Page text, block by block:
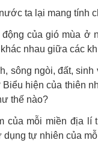
ta lại mang tính
động của gió mùa ở
nhau giữa các
sông ngòi, đất,
hiện của thiên
thế nào?
của mỗi miền địa
dụng tự nhiên của